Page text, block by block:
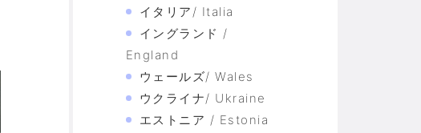
イタリア/ Italia
イングランド /
England
ウェールズ/ Wales
ウクライナ/ Ukraine
エストニア / Estonia